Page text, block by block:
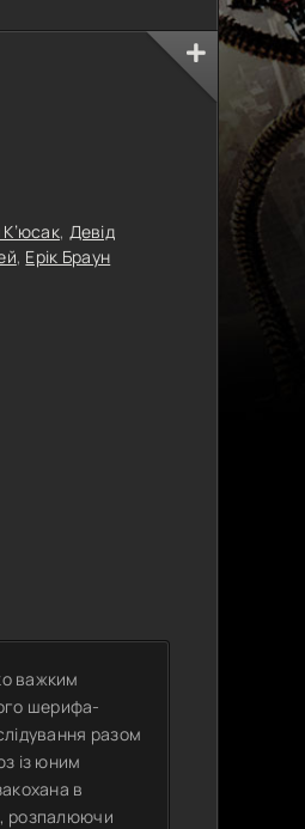
, Девід
, Ерік Браун
важким
шерифа-
разом
із юним
в
розпалюючи